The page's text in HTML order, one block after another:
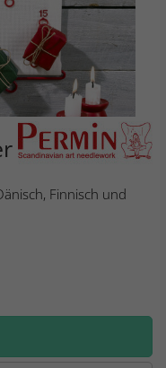
Finnisch und